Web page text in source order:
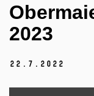
2023
22. 7. 2022